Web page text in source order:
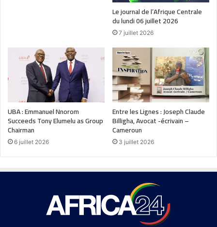
Le journal de l’Afrique Centrale
du lundi 06 juillet 2026
7 juillet 2026
UBA : Emmanuel Nnorom
Succeeds Tony Elumelu as Group
Chairman
6 juillet 2026
Entre les Lignes : Joseph Claude
Billigha, Avocat -écrivain –
Cameroun
3 juillet 2026